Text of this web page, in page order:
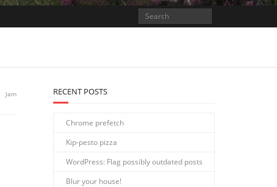
Jam RECENT POSTS
Chrome prefetch
Kip-pesto pizza
WordPress: Flag possibly outdated posts
Blur your house!